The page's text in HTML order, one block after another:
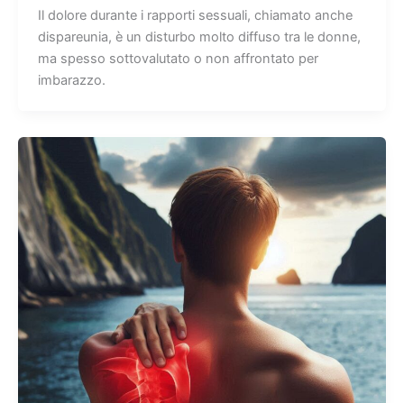
Il dolore durante i rapporti sessuali, chiamato anche
dispareunia, è un disturbo molto diffuso tra le donne,
ma spesso sottovalutato o non affrontato per
imbarazzo.